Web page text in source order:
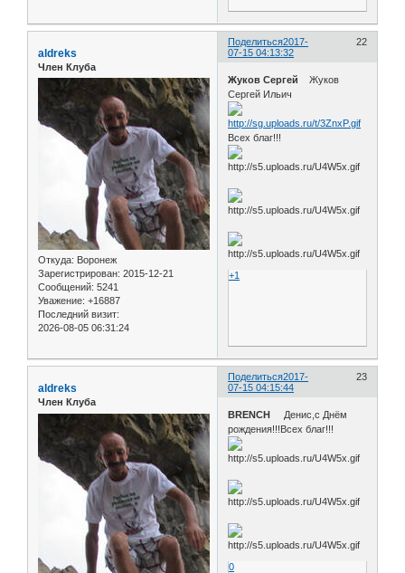
Поделиться 22
2017-
07-15 04:13:32
aldreks
Член Клуба
Откуда: Воронеж
Зарегистрирован: 2015-12-21
Сообщений: 5241
Уважение: +16887
Последний визит:
2026-08-05 06:31:24
Жуков Сергей Жуков
Сергей Ильич
Всех благ!!!
+1
Поделиться 23
2017-
07-15 04:15:44
aldreks
Член Клуба
BRENCH Денис,с Днём
рождения!!!Всех благ!!!
0